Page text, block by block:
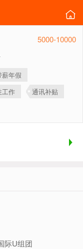
5000-10000
薪年假
工作
通讯补贴
际U组团